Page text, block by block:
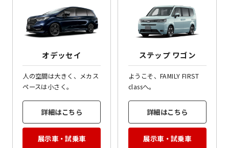
オデッセイ
人の空間は大きく、メカス
ペースは小さく。
詳細はこちら
展示車・試乗車
ステップ ワゴン
ようこそ、FAMILY FIRST
classへ。
詳細はこちら
展示車・試乗車